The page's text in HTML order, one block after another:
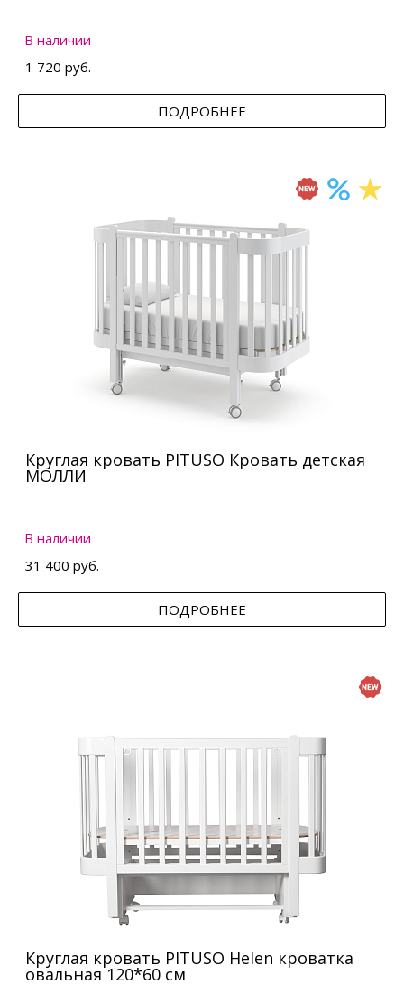
В наличии
1 720 руб.
ПОДРОБНЕЕ
Круглая кровать PITUSO Кровать детская
МОЛЛИ
В наличии
31 400 руб.
ПОДРОБНЕЕ
Круглая кровать PITUSO Helen кроватка
овальная 120*60 см